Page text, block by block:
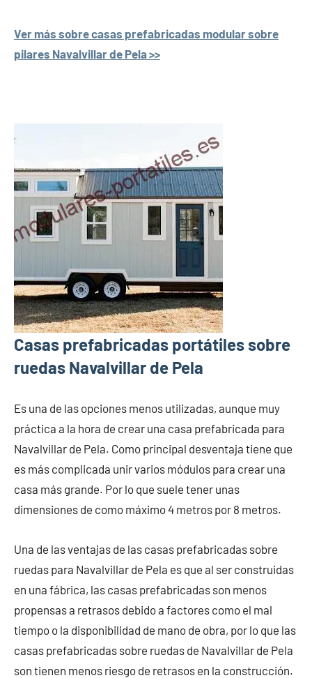
Ver más sobre casas prefabricadas modular sobre
pilares Navalvillar de Pela >>
Casas prefabricadas portátiles sobre
ruedas Navalvillar de Pela
Es una de las opciones menos utilizadas, aunque muy
práctica a la hora de crear una casa prefabricada para
Navalvillar de Pela. Como principal desventaja tiene que
es más complicada unir varios módulos para crear una
casa más grande. Por lo que suele tener unas
dimensiones de como máximo 4 metros por 8 metros.
Una de las ventajas de las casas prefabricadas sobre
ruedas para Navalvillar de Pela es que al ser construidas
en una fábrica, las casas prefabricadas son menos
propensas a retrasos debido a factores como el mal
tiempo o la disponibilidad de mano de obra, por lo que las
casas prefabricadas sobre ruedas de Navalvillar de Pela
son tienen menos riesgo de retrasos en la construcción.